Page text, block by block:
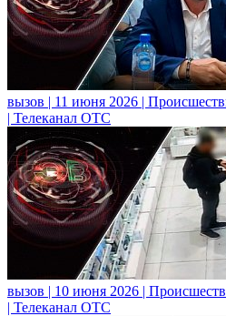
вызов | 11 июня 2026 |
| Телеканал ОТС
вызов | 10 июня 2026 |
| Телеканал ОТС